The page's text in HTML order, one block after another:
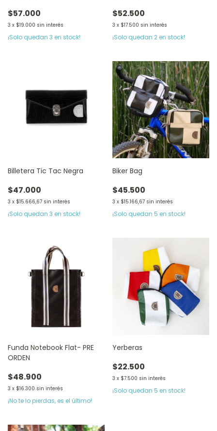
$57.000
3 x $19.000 sin interés
¡Solo quedan 3 en stock!
$52.500
3 x $17.500 sin interés
¡Solo quedan 2 en stock!
Billetera Tic Tac Negra
$47.000
3 x $15.666,67 sin interés
¡Solo quedan 3 en stock!
Biker Bag
$45.500
3 x $15.166,67 sin interés
¡Solo quedan 5 en stock!
Funda Notebook Flat- PRE
ORDEN
$48.900
3 x $16.300 sin interés
¡No te lo pierdas, es el último!
Yerberas
$22.500
3 x $7.500 sin interés
¡Solo quedan 5 en stock!